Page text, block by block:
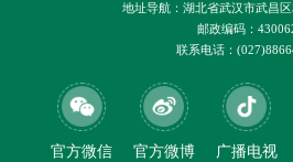
地址导航：湖北省武汉市武昌
邮政编码：
联系电话：
官方微信 官方微博 广播电视